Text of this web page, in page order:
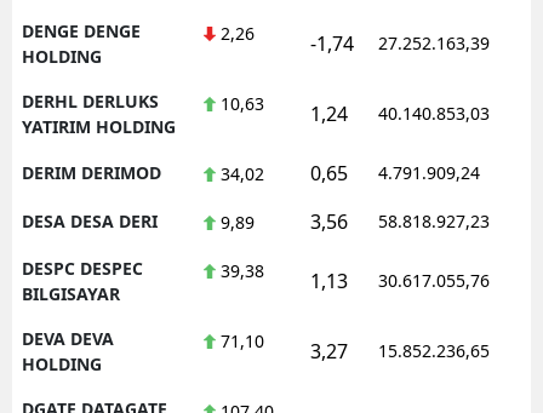
DENGE DENGE
HOLDING
2,26 -1,74 27.252.163,39
DERHL DERLUKS
YATIRIM HOLDING
10,63 1,24 40.140.853,03
DERIM DERIMOD 34,02 0,65 4.791.909,24
DESA DESA DERI 9,89 3,56 58.818.927,23
DESPC DESPEC
BILGISAYAR
39,38 1,13 30.617.055,76
DEVA DEVA
HOLDING
71,10 3,27 15.852.236,65
DGATE DATAGATE